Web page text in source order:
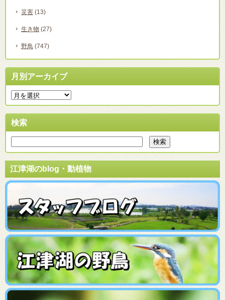
災害 (13)
生き物 (27)
野鳥 (747)
月別アーカイブ
検索
江津湖のblog・動植物